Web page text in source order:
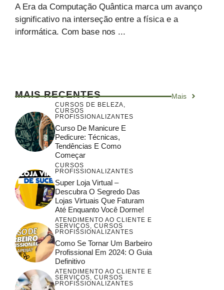
A Era da Computação Quântica marca um avanço
significativo na interseção entre a física e a
informática. Com base nos ...
MAIS RECENTES Mais
CURSOS DE BELEZA
CURSOS
PROFISSIONALIZANTES
Curso De Manicure E
Pedicure: Técnicas,
Tendências E Como
Começar
CURSOS
PROFISSIONALIZANTES
Super Loja Virtual –
Descubra O Segredo Das
Lojas Virtuais Que Faturam
Até Enquanto Você Dorme!
ATENDIMENTO AO CLIENTE E
SERVIÇOS
CURSOS
PROFISSIONALIZANTES
Como Se Tornar Um Barbeiro
Profissional Em 2024: O Guia
Definitivo
ATENDIMENTO AO CLIENTE E
SERVIÇOS
CURSOS
PROFISSIONALIZANTES